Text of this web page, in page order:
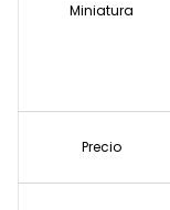
Miniatura
Precio